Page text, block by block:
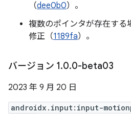
（dee0b0）。
複数のポインタが存在する
修正（1189fa）。
バージョン 1.0.0-beta03
2023 年 9 月 20 日
androidx.input:input-